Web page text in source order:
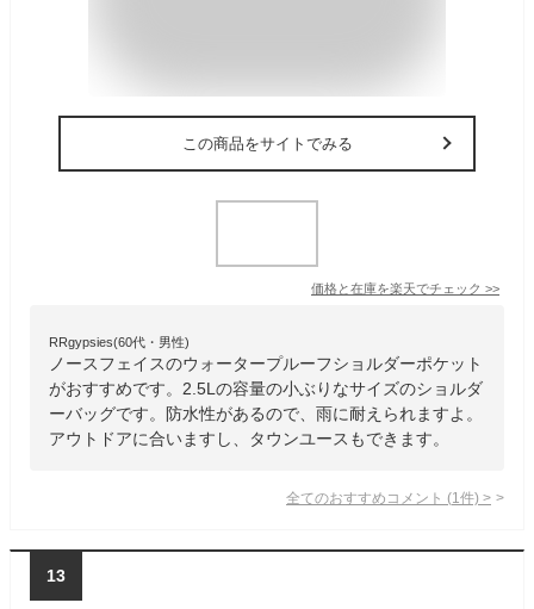
この商品をサイトでみる
価格と在庫を楽天でチェック >>
RRgypsies(60代・男性)
ノースフェイスのウォータープルーフショルダーポケット
がおすすめです。2.5Lの容量の小ぶりなサイズのショルダ
ーバッグです。防水性があるので、雨に耐えられますよ。
アウトドアに合いますし、タウンユースもできます。
全てのおすすめコメント (1 件) >
13